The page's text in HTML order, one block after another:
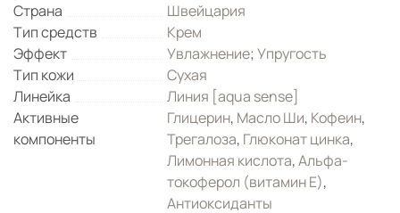
Страна
Швейцария
Тип средств
Крем
Эффект
Увлажнение;Упругость
Тип кожи
Сухая
Линейка
Линия [aqua sense]
Активные
компоненты
Глицерин, Масло Ши, Кофеин,
Трегалоза, Глюконат цинка,
Лимонная кислота,Альфа-
токоферол (витамин Е),
Антиоксиданты